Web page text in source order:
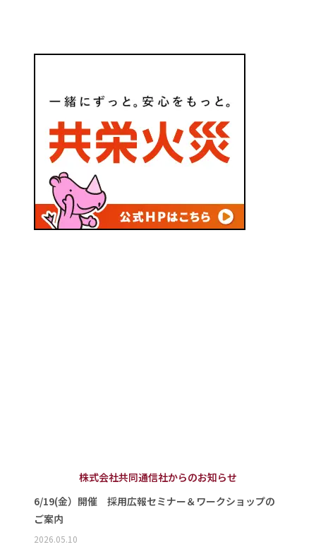
株式会社共同通信社からのお知らせ
6/19(金）開催 採用広報セミナー＆ワークショップの
ご案内
2026.05.10